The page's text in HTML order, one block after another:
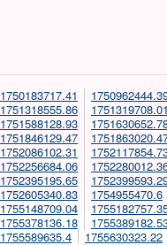
1750183717.41
1751318555.86
1751319708.01
1751588128.93
1751846129.47
1752086102.31
1752256684.06
1752395195.65
1752605340.83
1754955470.6
1755148709.04
1755378136.18
1755589635.4
1755630323.22